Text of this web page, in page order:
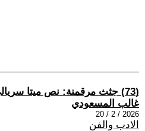
(73) جثث مرقمنة: نص ميتا سريالي
غالب المسعودي
2026 / 2 / 20
الادب والفن